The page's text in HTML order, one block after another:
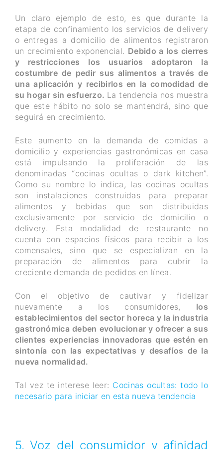
Un claro ejemplo de esto, es que durante la
etapa de confinamiento los servicios de delivery
o entregas a domicilio de alimentos registraron
un crecimiento exponencial. Debido a los cierres
y restricciones los usuarios adoptaron la
costumbre de pedir sus alimentos a través de
una aplicación y recibirlos en la comodidad de
su hogar sin esfuerzo. La tendencia nos muestra
que este hábito no solo se mantendrá, sino que
seguirá en crecimiento.
Este aumento en la demanda de comidas a
domicilio y experiencias gastronómicas en casa
está impulsando la proliferación de las
denominadas “cocinas ocultas o dark kitchen”.
Como su nombre lo indica, las cocinas ocultas
son instalaciones construidas para preparar
alimentos y bebidas que son distribuidas
exclusivamente por servicio de domicilio o
delivery. Esta modalidad de restaurante no
cuenta con espacios físicos para recibir a los
comensales, sino que se especializan en la
preparación de alimentos para cubrir la
creciente demanda de pedidos en línea.
Con el objetivo de cautivar y fidelizar
nuevamente a los consumidores, los
establecimientos del sector horeca y la industria
gastronómica deben evolucionar y ofrecer a sus
clientes experiencias innovadoras que estén en
sintonía con las expectativas y desafíos de la
nueva normalidad.
Tal vez te interese leer: Cocinas ocultas: todo lo
necesario para iniciar en esta nueva tendencia
5. Voz del consumidor y afinidad